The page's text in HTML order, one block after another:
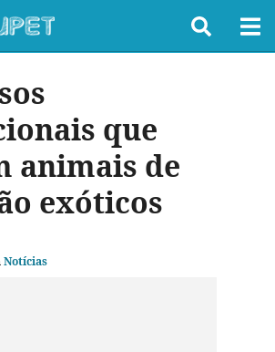
que
animais de
exóticos
Notícias